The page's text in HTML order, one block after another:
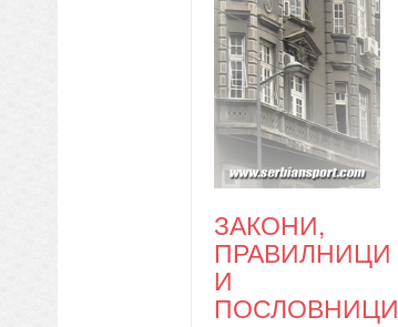
ЗАКОНИ,
ПРАВИЛНИЦИ
И
ПОСЛОВНИЦИ